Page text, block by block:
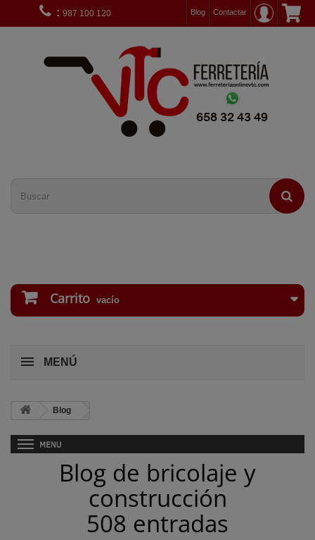
Contactar
: 987 100 120 Blog
Carrito vacío
MENÚ
Blog
Blog de bricolaje y
construcción
508 entradas